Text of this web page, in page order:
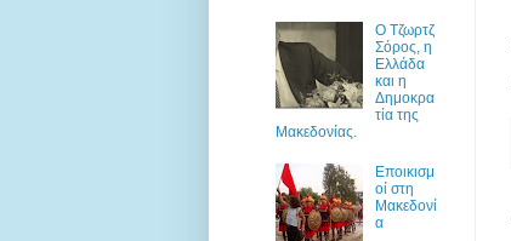
Ο Τζωρτζ
Σόρος, η
Ελλάδα
και η
Δημοκρα
τία της
Μακεδονίας.
Εποικισμ
οί στη
Μακεδονί
α